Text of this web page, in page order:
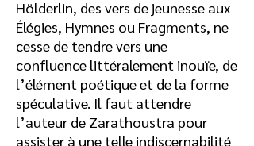
Hölderlin, des vers de jeunesse aux
Élégies, Hymnes ou Fragments, ne
cesse de tendre vers une
confluence littéralement inouïe, de
l’élément poétique et de la forme
spéculative. Il faut attendre
l’auteur de Zarathoustra pour
assister à une telle indiscernabilité